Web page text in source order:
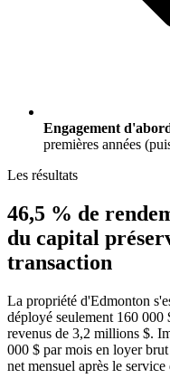
Engagement
premières années
Les résultats
46,5 % de
du capital
transaction
La propriété d'Edmonton
déployé seulement 160
revenus de 3,2 millions $.
000 $ par mois en loyer
net mensuel après le service